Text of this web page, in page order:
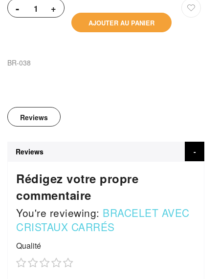
- +
AJOUTER AU PANIER
BR-038
Reviews
Reviews
Rédigez votre propre
commentaire
You're reviewing: BRACELET AVEC
CRISTAUX CARRÉS
Qualité